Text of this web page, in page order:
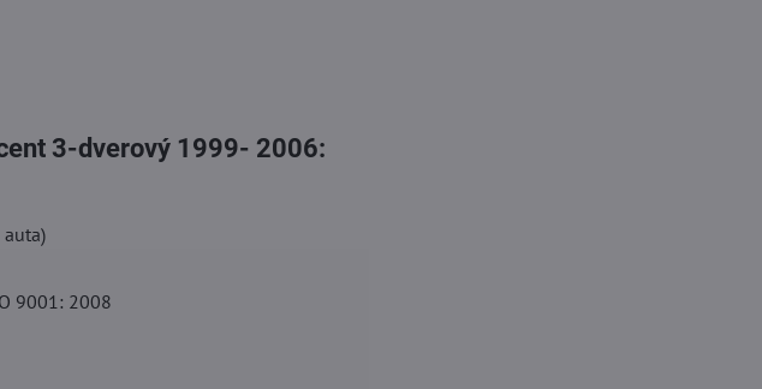
3-dverový 1999- 2006:
9001: 2008